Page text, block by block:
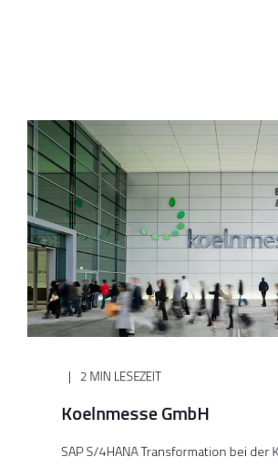
2 MIN LESEZEIT
Koelnmesse GmbH
SAP S/4HANA Transformation bei der